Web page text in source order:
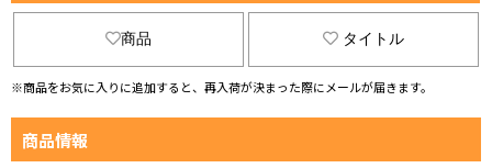
商品 タイトル
※商品をお気に入りに追加すると、再入荷が決まった際にメールが届きます。
商品情報